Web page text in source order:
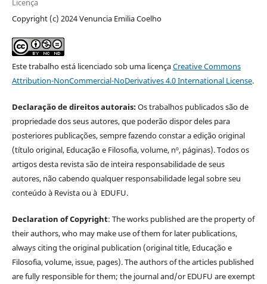
Licença
Copyright (c) 2024 Venuncia Emilia Coelho
Este trabalho está licenciado sob uma licençaCreative Commons
Attribution-NonCommercial-NoDerivatives 4.0 International License.
Declaração de direitos autorais:Os trabalhos publicados são de
propriedade dos seus autores, que poderão dispor deles para
posteriores publicações, sempre fazendo constar a edição original
(título original, Educação e Filosofia, volume, nº, páginas). Todos os
artigos desta revista são de inteira responsabilidade de seus
autores, não cabendo qualquer responsabilidade legal sobre seu
conteúdo à Revista ou à EDUFU.
Declaration of Copyright: The works published are the property of
their authors, who may make use of them for later publications,
always citing the original publication (original title, Educação e
Filosofia, volume, issue, pages). The authors of the articles published
are fully responsible for them; the journal and/or EDUFU are exempt